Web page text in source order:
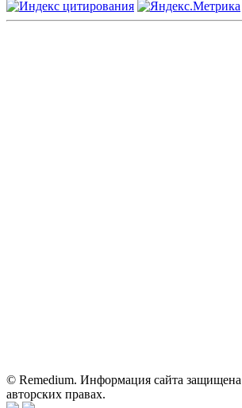
© Remedium. Информация сайта защищена
авторских правах.